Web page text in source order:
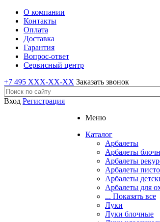
О компании
Контакты
Оплата
Доставка
Гарантия
Вопрос-ответ
Сервисный центр
+7 495 XXX-XX-XX Заказать звонок
Вход Регистрация
Меню
Каталог
Арбалеты
Арбалеты
Арбалеты
Арбалеты
Арбалеты
Арбалеты для
... Показать все
Луки
Луки блочные